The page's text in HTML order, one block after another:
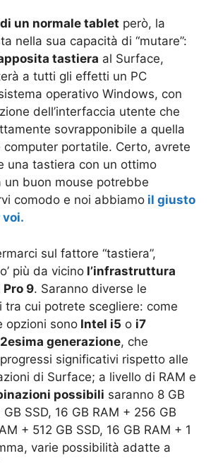
un normale tablet però, la
nella sua capacità di “mutare”:
tastiera al Surface,
a tutti gli effetti un PC
operativo Windows, con
dell’interfaccia utente che
sovrapponibile a quella
computer portatile. Certo, avrete
una tastiera con un ottimo
un buon mouse potrebbe
comodo e noi abbiamo il giusto
sul fattore “tastiera”,
più da vicino l’infrastruttura
9. Saranno diverse le
tra cui potrete scegliere: come
opzioni sono Intel i5 o i7
generazione, che
significativi rispetto alle
di Surface; a livello di RAM e
possibili saranno 8 GB
SSD, 16 GB RAM + 256 GB
+ 512 GB SSD, 16 GB RAM + 1
varie possibilità adatte a